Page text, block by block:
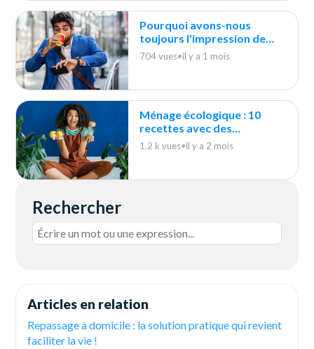
Pourquoi avons-nous
toujours l'impression de
courir après le ménage ?
704 vues•il y a 1 mois
Ménage écologique : 10
recettes avec des
indispensables du quotidien
1.2 k vues•il y a 2 mois
Rechercher
Articles en relation
Repassage à domicile : la solution pratique qui revient
faciliter la vie !